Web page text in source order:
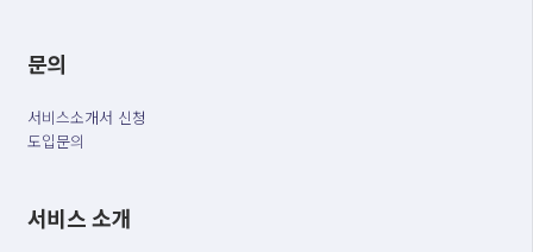
문의
서비스소개서 신청
도입문의
서비스 소개